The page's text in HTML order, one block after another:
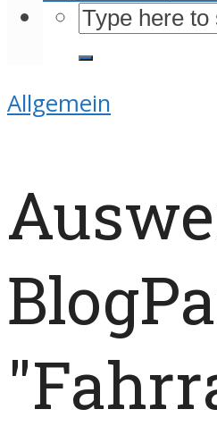
Allgemein